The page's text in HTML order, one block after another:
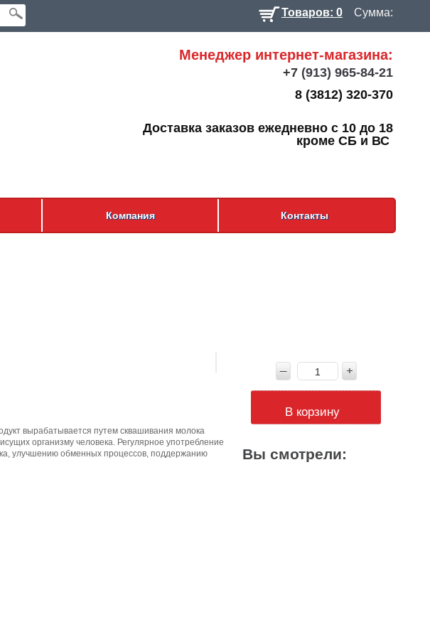
Товаров: 0 Сумма:
Менеджер интернет-магазина:
+7 (913) 965-84-21
8 (3812) 320-370
Доставка заказов ежедневно с 10 до 18
кроме СБ и ВС
Компания Контакты
вырабатывается путем сквашивания молока
организму человека. Регулярное употребление
улучшению обменных процессов, поддержанию
В корзину
Вы смотрели: